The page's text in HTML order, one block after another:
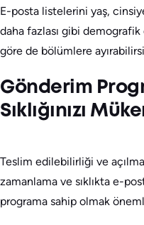
E-posta listelerini yaş,
daha fazlası gibi
göre de bölümlere
Gönderim
Sıklığınızı
Teslim edilebilirliği ve
zamanlama ve sıklıkta e-
programa sahip olmak